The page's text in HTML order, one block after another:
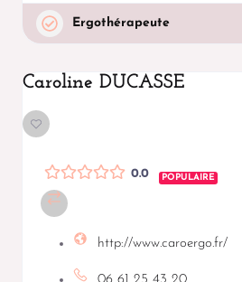
Ergothérapeute
Caroline DUCASSE
0.0 POPULAIRE
http://www.caroergo.fr/